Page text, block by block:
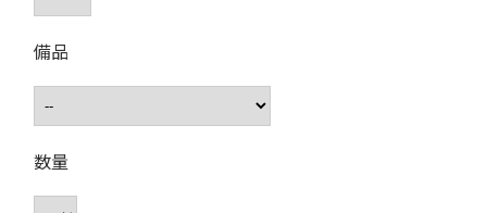
備品
数量